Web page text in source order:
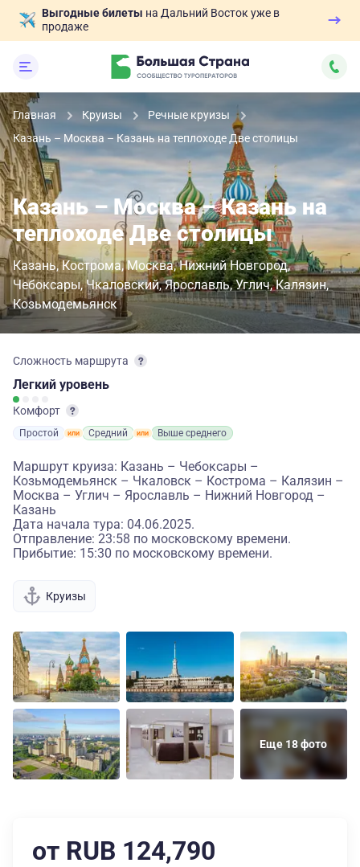
Выгодные билеты на Дальний Восток уже в
продаже
Главная Круизы
Речные круизы
Казань – Москва – Казань на теплоходе Две столицы
Казань – Москва – Казань на
теплоходе Две столицы
Казань Кострома Москва Нижний Новгород
Чебоксары Чкаловский Ярославль Углич Калязин
Козьмодемьянск
Сложность маршрута
Легкий уровень
Комфорт
Простой Средний Выше среднего
Маршрут круиза: Казань – Чебоксары –
Козьмодемьянск – Чкаловск – Кострома – Калязин –
Москва – Углич – Ярославль – Нижний Новгород –
Казань
Дата начала тура: 04.06.2025.
Отправление: 23:58 по московскому времени.
Прибытие: 15:30 по московскому времени.
Круизы
Еще 18 фото
от RUB 124,790